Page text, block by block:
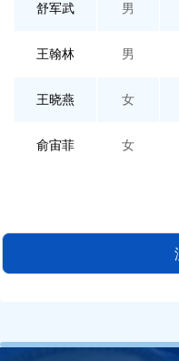
舒军武 男
王翰林 男
王晓燕 女
俞宙菲 女